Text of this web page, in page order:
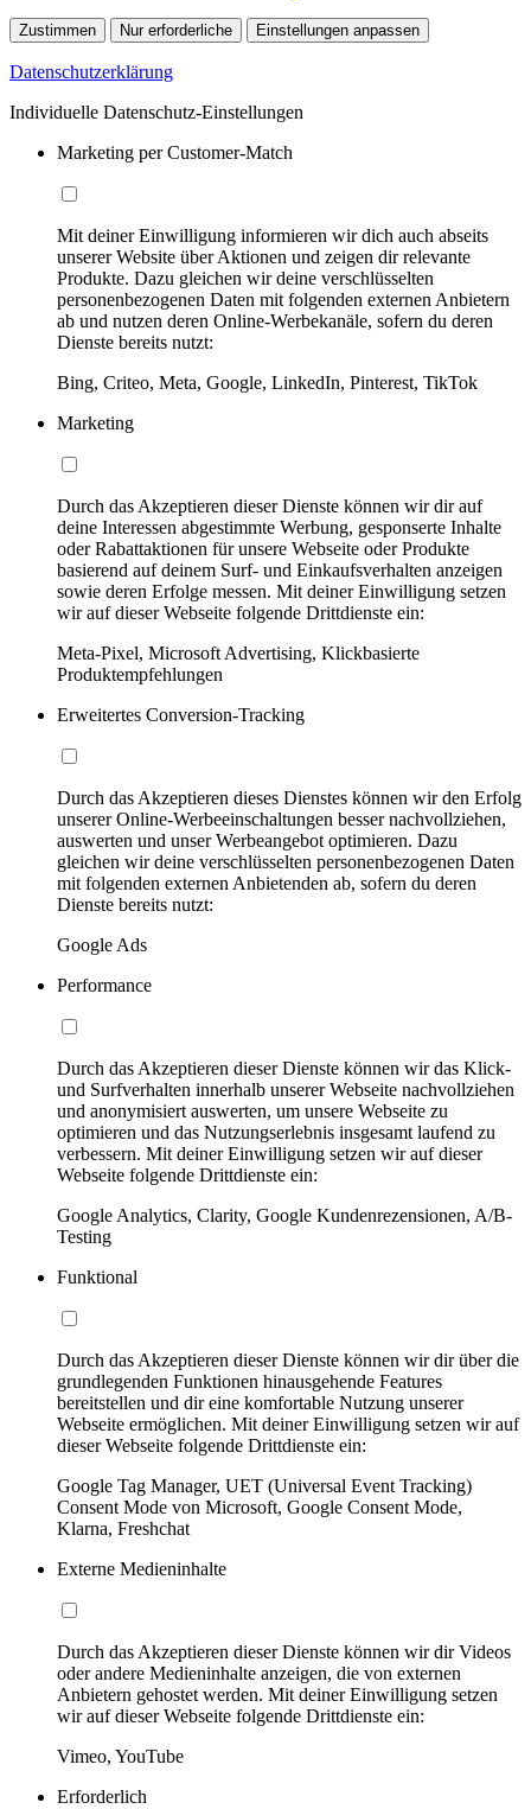
Zustimmen Nur erforderliche Einstellungen anpassen
Datenschutzerklärung
Individuelle Datenschutz-Einstellungen
Marketing per Customer-Match
Mit deiner Einwilligung informieren wir dich auch abseits
unserer Website über Aktionen und zeigen dir relevante
Produkte. Dazu gleichen wir deine verschlüsselten
personenbezogenen Daten mit folgenden externen Anbietern
ab und nutzen deren Online-Werbekanäle, sofern du deren
Dienste bereits nutzt:
Bing, Criteo, Meta, Google, LinkedIn, Pinterest, TikTok
Marketing
Durch das Akzeptieren dieser Dienste können wir dir auf
deine Interessen abgestimmte Werbung, gesponserte Inhalte
oder Rabattaktionen für unsere Webseite oder Produkte
basierend auf deinem Surf- und Einkaufsverhalten anzeigen
sowie deren Erfolge messen. Mit deiner Einwilligung setzen
wir auf dieser Webseite folgende Drittdienste ein:
Meta-Pixel, Microsoft Advertising, Klickbasierte
Produktempfehlungen
Erweitertes Conversion-Tracking
Durch das Akzeptieren dieses Dienstes können wir den Erfolg
unserer Online-Werbeeinschaltungen besser nachvollziehen,
auswerten und unser Werbeangebot optimieren. Dazu
gleichen wir deine verschlüsselten personenbezogenen Daten
mit folgenden externen Anbietenden ab, sofern du deren
Dienste bereits nutzt:
Google Ads
Performance
Durch das Akzeptieren dieser Dienste können wir das Klick-
und Surfverhalten innerhalb unserer Webseite nachvollziehen
und anonymisiert auswerten, um unsere Webseite zu
optimieren und das Nutzungserlebnis insgesamt laufend zu
verbessern. Mit deiner Einwilligung setzen wir auf dieser
Webseite folgende Drittdienste ein:
Google Analytics, Clarity, Google Kundenrezensionen, A/B-
Testing
Funktional
Durch das Akzeptieren dieser Dienste können wir dir über die
grundlegenden Funktionen hinausgehende Features
bereitstellen und dir eine komfortable Nutzung unserer
Webseite ermöglichen. Mit deiner Einwilligung setzen wir auf
dieser Webseite folgende Drittdienste ein:
Google Tag Manager, UET (Universal Event Tracking)
Consent Mode von Microsoft, Google Consent Mode,
Klarna, Freshchat
Externe Medieninhalte
Durch das Akzeptieren dieser Dienste können wir dir Videos
oder andere Medieninhalte anzeigen, die von externen
Anbietern gehostet werden. Mit deiner Einwilligung setzen
wir auf dieser Webseite folgende Drittdienste ein:
Vimeo, YouTube
Erforderlich